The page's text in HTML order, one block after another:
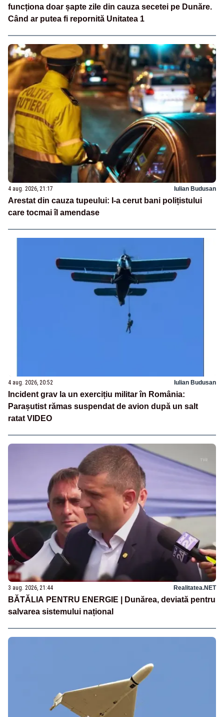
funcționa doar șapte zile din cauza secetei pe Dunăre.
Când ar putea fi repornită Unitatea 1
4 aug. 2026, 21:17 Iulian Budusan
Arestat din cauza tupeului: I-a cerut bani polițistului
care tocmai îl amendase
4 aug. 2026, 20:52 Iulian Budusan
Incident grav la un exercițiu militar în România:
Parașutist rămas suspendat de avion după un salt
ratat VIDEO
3 aug. 2026, 21:44 Realitatea.NET
BĂTĂLIA PENTRU ENERGIE | Dunărea, deviată pentru
salvarea sistemului național